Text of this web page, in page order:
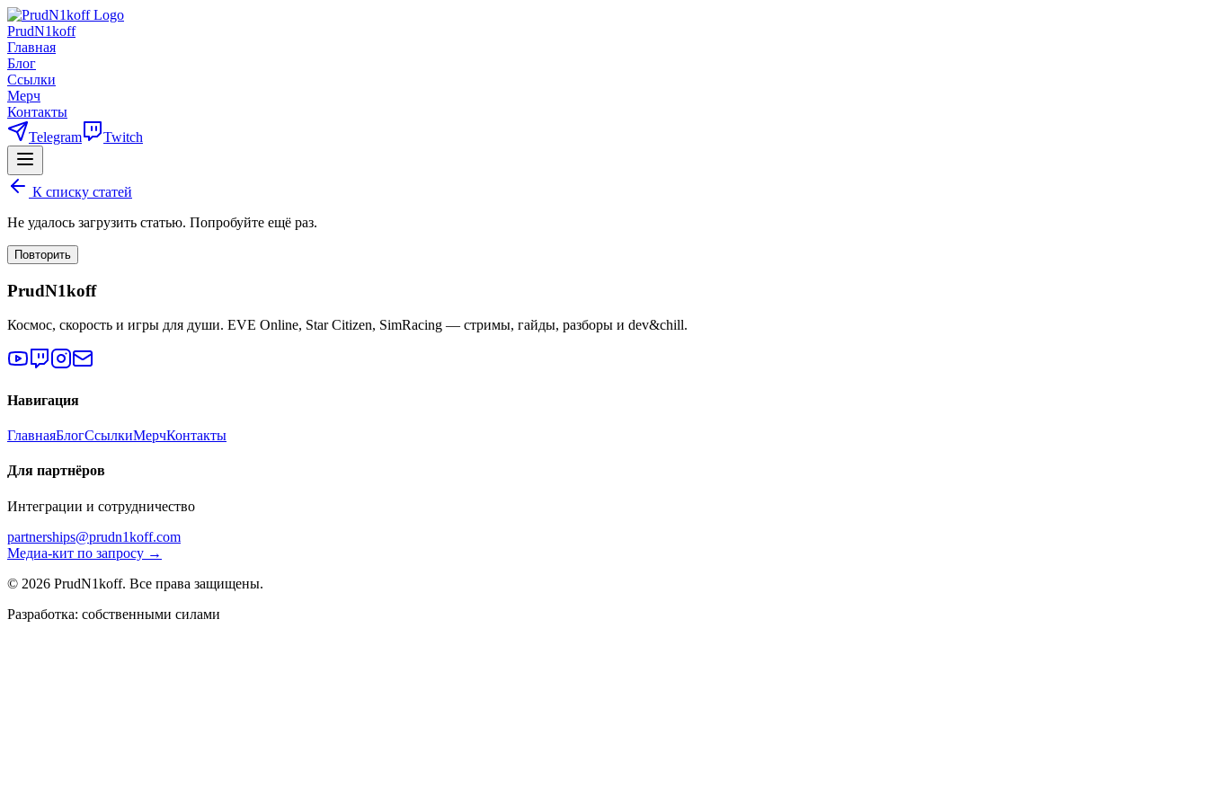
PrudN1koff
Главная
Блог
Ссылки
Мерч
Контакты
Telegram
Twitch
К списку статей
Не удалось загрузить статью. Попробуйте ещё раз.
Повторить
PrudN1koff
Космос, скорость и игры для души. EVE Online, Star Citizen, SimRacing — стримы, гайды, разборы и dev&chill.
Навигация
ГлавнаяБлогСсылкиМерчКонтакты
Для партнёров
Интеграции и сотрудничество
partnerships@prudn1koff.com
Медиа-кит по запросу →
© 2026 PrudN1koff. Все права защищены.
Разработка: собственными силами